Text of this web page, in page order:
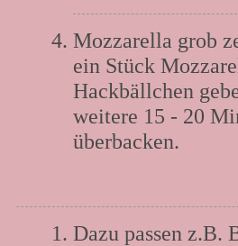
Mozzarella grob
ein Stück
Hackbällchen
weitere 15 - 20
überbacken.
Dazu passen z.B.